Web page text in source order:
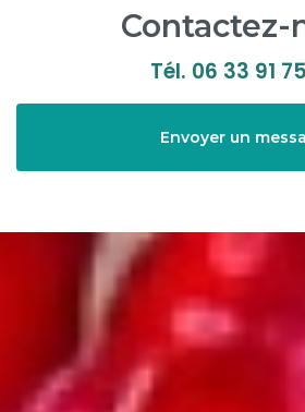
Contactez-
Tél. 06 33 91
Envoyer un